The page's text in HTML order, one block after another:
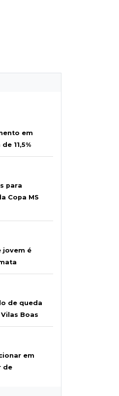
em
11,5%
para
Copa MS
jovem é
de queda
Boas
em
de